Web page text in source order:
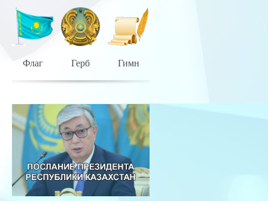
Флаг Герб Гимн